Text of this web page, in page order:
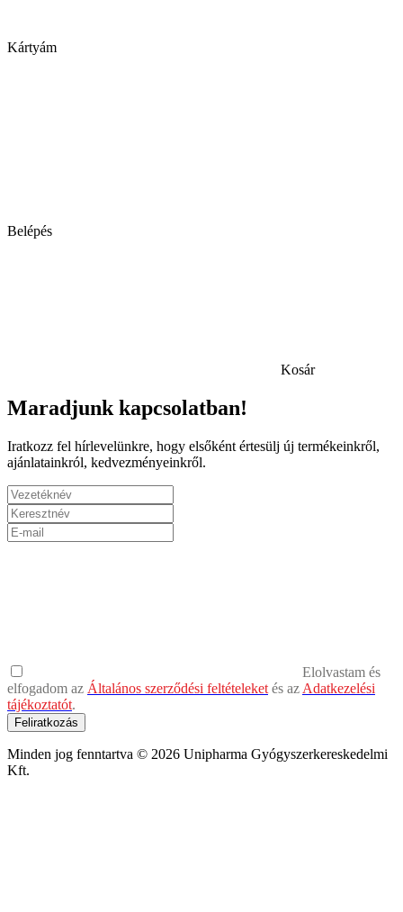
Kártyám
Belépés
Kosár
Maradjunk kapcsolatban!
Iratkozz fel hírlevelünkre, hogy elsőként értesülj új termékeinkről,
ajánlatainkról, kedvezményeinkről.
Elolvastam és
elfogadom az Általános szerződési feltételeket és az Adatkezelési
tájékoztatót.
Feliratkozás
Minden jog fenntartva © 2026 Unipharma Gyógyszerkereskedelmi
Kft.